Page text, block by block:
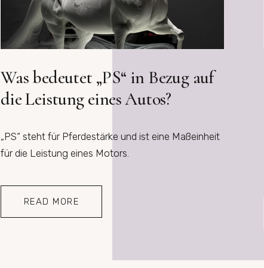
Was bedeutet „PS“ in Bezug auf
die Leistung eines Autos?
„PS“ steht für Pferdestärke und ist eine Maßeinheit
für die Leistung eines Motors.
READ MORE